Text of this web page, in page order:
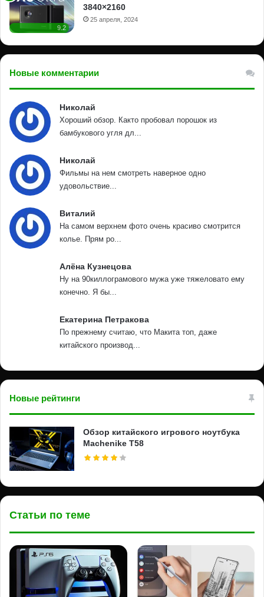
9.2
3840×2160
25 апреля, 2024
Новые комментарии
Николай
Хороший обзор. Както пробовал порошок из
бамбукового угля дл...
Николай
Фильмы на нем смотреть наверное одно
удовольствие...
Виталий
На самом верхнем фото очень красиво смотрится
колье. Прям ро...
Алёна Кузнецова
Ну на 90киллограмового мужа уже тяжеловато ему
конечно. Я бы...
Екатерина Петракова
По прежнему считаю, что Макита топ, даже
китайского производ...
Новые рейтинги
Обзор китайского игрового ноутбука
Machenike T58
Статьи по теме